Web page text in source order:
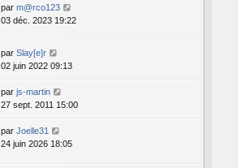
par m@rco123
03 déc. 2023 19:22
par Slay[e]r
02 juin 2022 09:13
par js-martin
27 sept. 2011 15:00
par Joelle31
24 juin 2026 18:05